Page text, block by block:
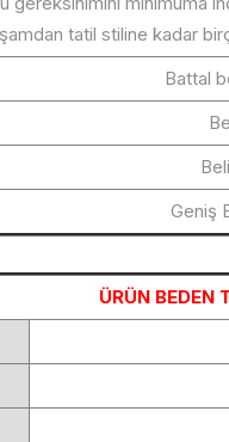
tatil stiline kadar
Battal
Geniş
ÜRÜN BEDEN